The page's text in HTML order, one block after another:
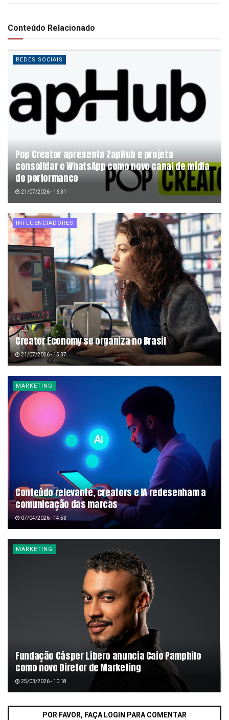
Conteúdo Relacionado
REDES SOCIAIS
Pop Creator apresenta ZapHub e projeta
consolidar o WhatsApp como novo canal de mídia
de performance
21/07/2026 - 16:31
INFLUENCIADORES
Creator Economy se organiza no Brasil
21/07/2026 - 15:37
MARKETING
Conteúdo relevante, creators e IA redesenham a
comunicação das marcas
07/04/2026 - 14:53
MARKETING
Fundação Cásper Líbero anuncia Caio Pamphilo
como novo Diretor de Marketing
25/03/2026 - 10:18
POR FAVOR, FAÇA LOGIN PARA COMENTAR